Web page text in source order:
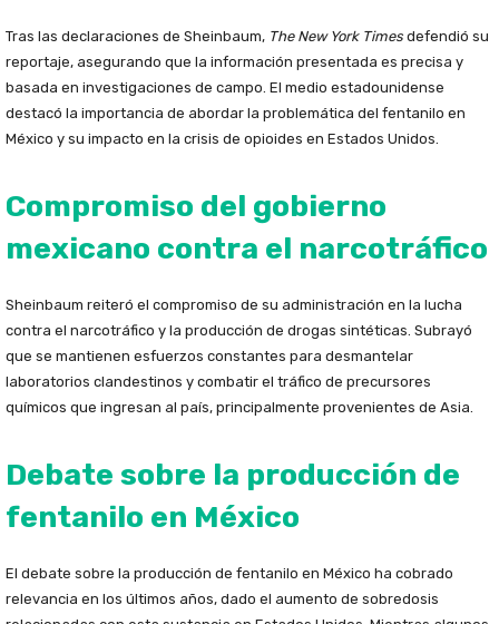
Tras las declaraciones de Sheinbaum, The New York Times defendió su
reportaje, asegurando que la información presentada es precisa y
basada en investigaciones de campo. El medio estadounidense
destacó la importancia de abordar la problemática del fentanilo en
México y su impacto en la crisis de opioides en Estados Unidos.
Compromiso del gobierno
mexicano contra el narcotráfico
Sheinbaum reiteró el compromiso de su administración en la lucha
contra el narcotráfico y la producción de drogas sintéticas. Subrayó
que se mantienen esfuerzos constantes para desmantelar
laboratorios clandestinos y combatir el tráfico de precursores
químicos que ingresan al país, principalmente provenientes de Asia.
Debate sobre la producción de
fentanilo en México
El debate sobre la producción de fentanilo en México ha cobrado
relevancia en los últimos años, dado el aumento de sobredosis